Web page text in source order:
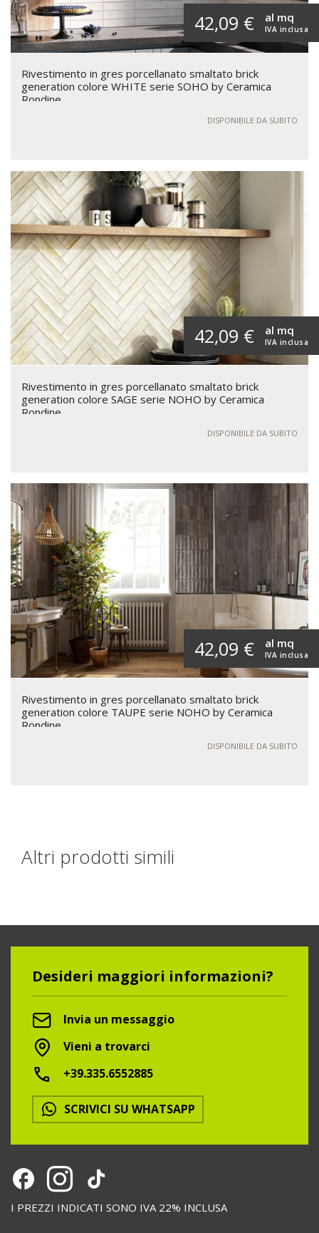
42,09 € IVA inclusa
al mq
Rivestimento in gres porcellanato smaltato brick
generation colore WHITE serie SOHO by Ceramica
Rondine
DISPONIBILE DA SUBITO
42,09 € IVA inclusa
al mq
Rivestimento in gres porcellanato smaltato brick
generation colore SAGE serie NOHO by Ceramica
Rondine
DISPONIBILE DA SUBITO
42,09 € IVA inclusa
al mq
Rivestimento in gres porcellanato smaltato brick
generation colore TAUPE serie NOHO by Ceramica
Rondine
DISPONIBILE DA SUBITO
Altri prodotti simili
Desideri maggiori informazioni?
Invia un messaggio
Vieni a trovarci
+39.335.6552885
SCRIVICI SU WHATSAPP
I PREZZI INDICATI SONO IVA 22% INCLUSA